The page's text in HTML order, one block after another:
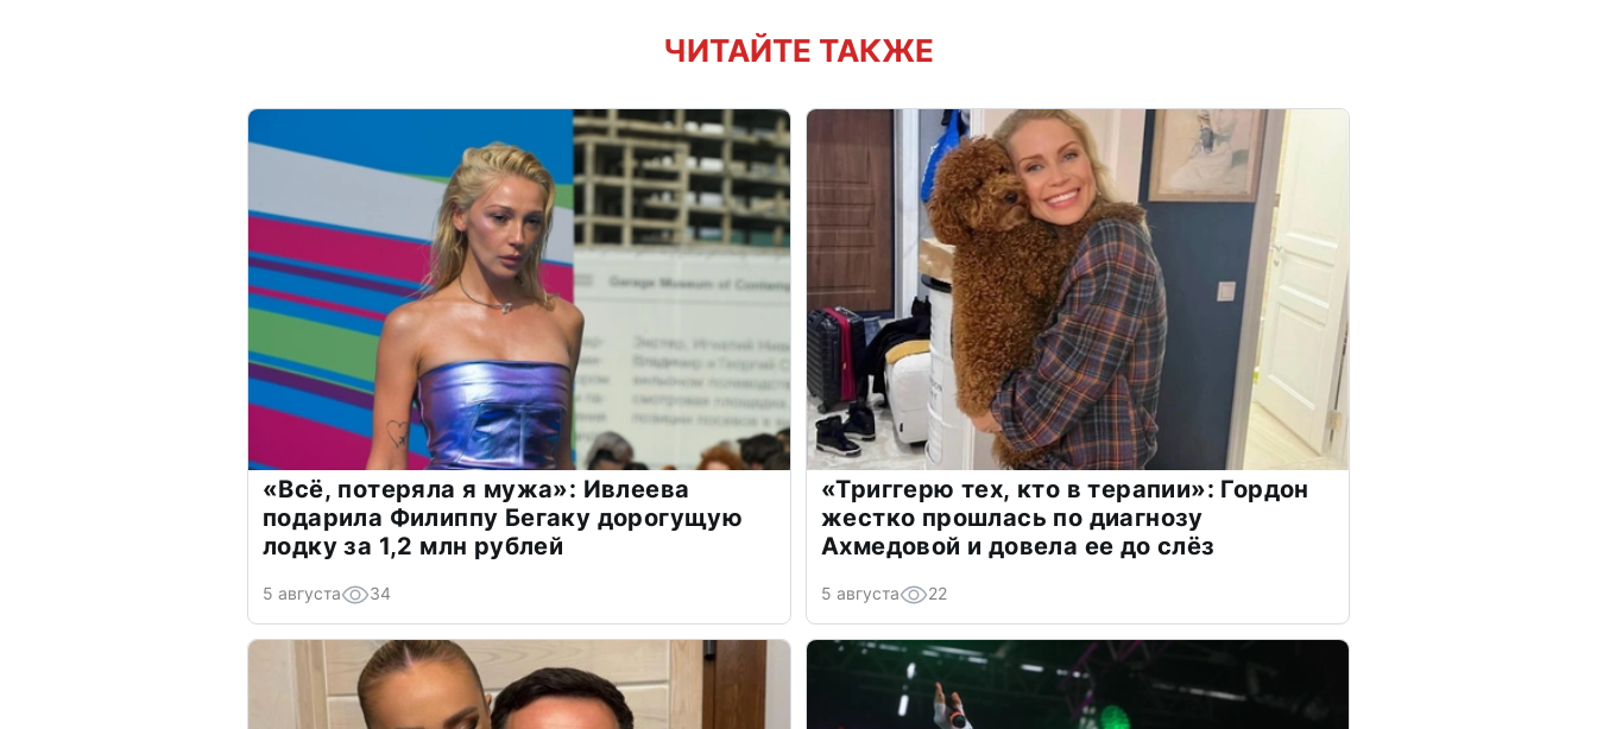
ЧИТАЙТЕ ТАКЖЕ
«Всё, потеряла я мужа»: Ивлеева
подарила Филиппу Бегаку дорогущую
лодку за 1,2 млн рублей
5 августа 34
«Триггерю тех, кто в терапии»: Гордон
жестко прошлась по диагнозу
Ахмедовой и довела ее до слёз
5 августа 22